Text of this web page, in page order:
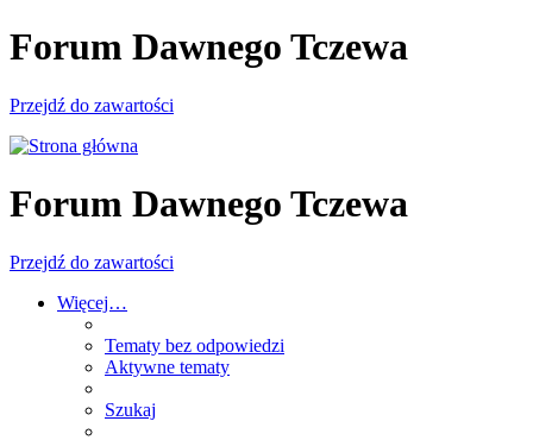
Forum Dawnego Tczewa
Przejdź do zawartości
Forum Dawnego Tczewa
Przejdź do zawartości
Więcej…
Tematy bez odpowiedzi
Aktywne tematy
Szukaj